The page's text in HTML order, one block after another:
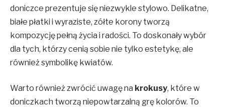
doniczce prezentuje się niezwykle stylowo. Delikatne,
białe płatki i wyraziste, zółte korony tworzą
kompozycję pełną życia i radości. To doskonały wybór
dla tych, którzy cenią sobie nie tylko estetykę, ale
również symbolikę kwiatów.
Warto również zwrócić uwagę na krokusy, które w
doniczkach tworzą niepowtarzalną grę kolorów. To